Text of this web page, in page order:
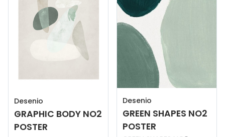
Desenio
GRAPHIC BODY NO2
POSTER
Desenio
GREEN SHAPES NO2
POSTER